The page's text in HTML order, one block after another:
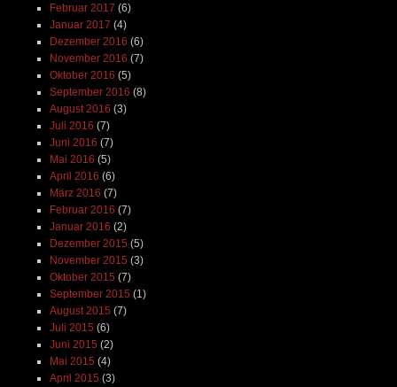
Februar 2017 (6)
Januar 2017 (4)
Dezember 2016 (6)
November 2016 (7)
Oktober 2016 (5)
September 2016 (8)
August 2016 (3)
Juli 2016 (7)
Juni 2016 (7)
Mai 2016 (5)
April 2016 (6)
März 2016 (7)
Februar 2016 (7)
Januar 2016 (2)
Dezember 2015 (5)
November 2015 (3)
Oktober 2015 (7)
September 2015 (1)
August 2015 (7)
Juli 2015 (6)
Juni 2015 (2)
Mai 2015 (4)
April 2015 (3)